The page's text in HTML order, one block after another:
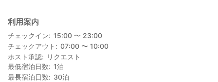
利用案内
チェックイン
15:00 〜 23:00
チェックアウト
07:00 〜 10:00
ホスト承認
リクエスト
最低宿泊日数
1泊
最長宿泊日数
30泊